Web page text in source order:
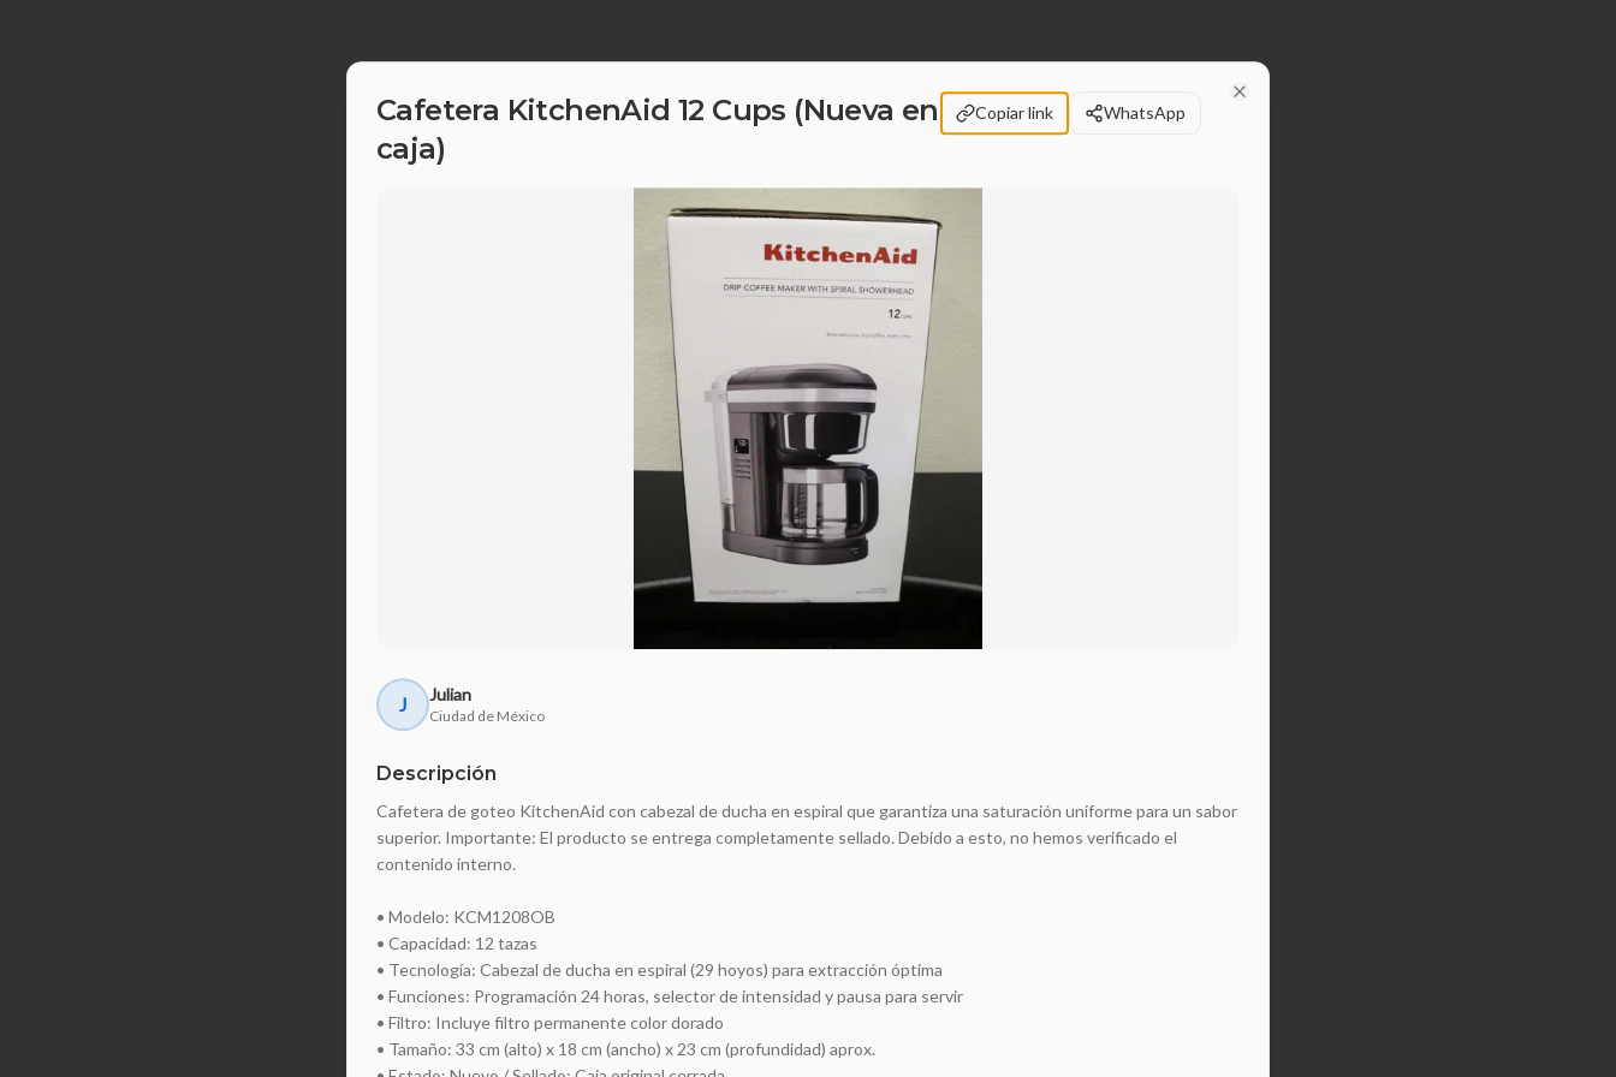
Cafetera KitchenAid 12 Cups (Nueva en
caja)
Copiar link WhatsApp
J Julian
Ciudad de México
Descripción
Cafetera de goteo KitchenAid con cabezal de ducha en espiral que garantiza una saturación uniforme para un sabor
superior. Importante: El producto se entrega completamente sellado. Debido a esto, no hemos verificado el
contenido interno.
• Modelo: KCM1208OB
• Capacidad: 12 tazas
• Tecnología: Cabezal de ducha en espiral (29 hoyos) para extracción óptima
• Funciones: Programación 24 horas, selector de intensidad y pausa para servir
• Filtro: Incluye filtro permanente color dorado
• Tamaño: 33 cm (alto) x 18 cm (ancho) x 23 cm (profundidad) aprox.